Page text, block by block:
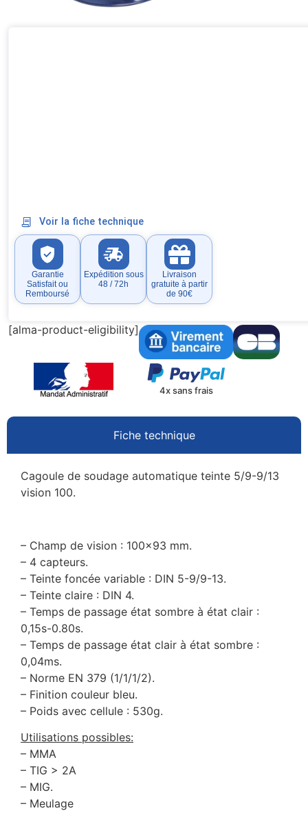
Voir la fiche technique
Garantie
Satisfait ou
Remboursé
Expédition sous
48 / 72h
Livraison
gratuite à partir
de 90€
[alma-product-eligibility]
4x sans frais
Fiche technique
Cagoule de soudage automatique teinte 5/9-9/13
vision 100.
– Champ de vision : 100×93 mm.
– 4 capteurs.
– Teinte foncée variable : DIN 5-9/9-13.
– Teinte claire : DIN 4.
– Temps de passage état sombre à état clair :
0,15s-0.80s.
– Temps de passage état clair à état sombre :
0,04ms.
– Norme EN 379 (1/1/1/2).
– Finition couleur bleu.
– Poids avec cellule : 530g.
Utilisations possibles:
– MMA
– TIG > 2A
– MIG.
– Meulage